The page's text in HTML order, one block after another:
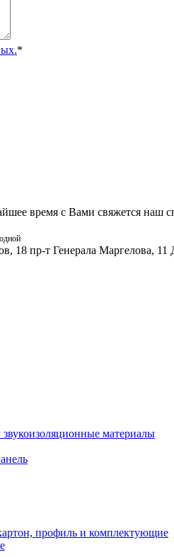
*
время с Вами свяжется наш
18 пр-т Генерала Маргелова, 11
материалы
профиль и комплектующие